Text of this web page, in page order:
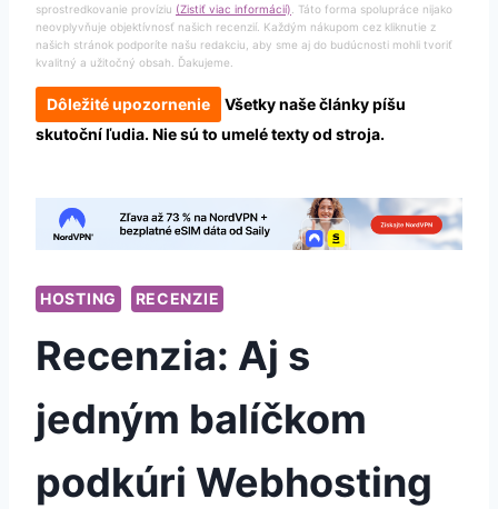
sprostredkovanie províziu (Zistiť viac informácií) . Táto forma spolupráce nijako
neovplyvňuje objektívnosť našich recenzií. Každým nákupom cez kliknutie z
našich stránok podporíte našu redakciu, aby sme aj do budúcnosti mohli tvoriť
kvalitný a užitočný obsah. Ďakujeme.
Dôležité upozornenie
Všetky naše články píšu
skutoční ľudia. Nie sú to umelé texty od stroja.
HOSTING RECENZIE
Recenzia: Aj s
jedným balíčkom
podkúri Webhosting